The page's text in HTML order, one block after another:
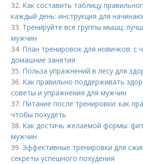
32. Как составить таблицу
каждый день: инструкция для
33. Тренируйте все группы мышц:
мужчин
34. План тренировок для новичков: с
домашние занятия
35. Польза упражнений в лесу для
36. Как правильно поддерживать
советы и упражнения для мужчин
37. Питание после тренировки: как
чтобы похудеть
38. Как достичь желаемой формы:
мужчин
39. Эффективные тренировки для
секреты успешного похудения